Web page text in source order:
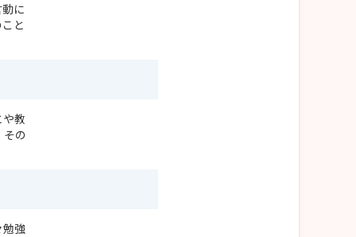
に
と
教
その
勉強